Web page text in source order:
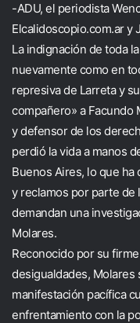
-ADU, el periodista
Elcalidoscopio.com.ar y
La indignación de toda
nuevamente como en
represiva de Larreta y
compañero» a Facundo
y defensor de los
perdió la vida a manos
Buenos Aires, lo que
y reclamos por parte de
demandan una
Molares.
Reconocido por su
desigualdades, Molares
manifestación pacífica
enfrentamiento con la